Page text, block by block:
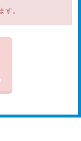
。